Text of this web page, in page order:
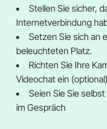
Stellen Sie sicher,
Internetverbindung
Setzen Sie sich an
beleuchteten Platz.
Richten Sie Ihre
Videochat ein (optional)
Seien Sie Sie
im Gespräch